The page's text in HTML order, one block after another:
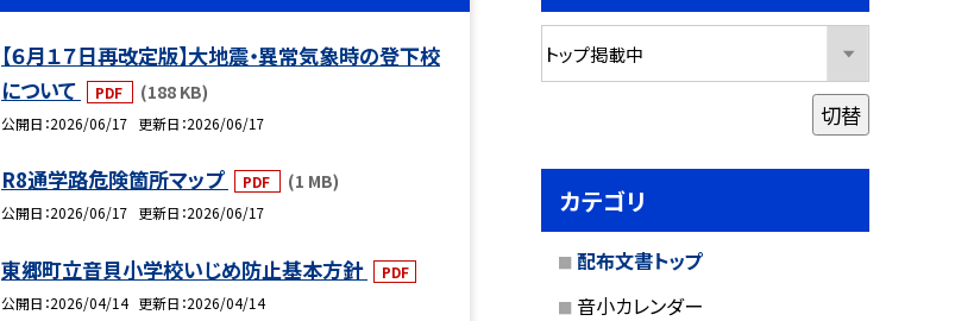
【６月１７日再改定版】大地震・異常気象時の登下校
について
PDF (188 KB)
公開日 2026/06/17 更新日 2026/06/17
R8通学路危険箇所マップ PDF (1 MB)
公開日 2026/06/17 更新日 2026/06/17
東郷町立音貝小学校いじめ防止基本方針
PDF
公開日 2026/04/14 更新日 2026/04/14
切替
カテゴリ
配布文書トップ
音小カレンダー